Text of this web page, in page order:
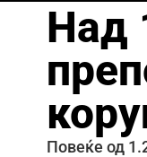
Над
Повеќе од